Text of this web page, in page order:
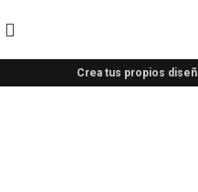
Crea tus propios